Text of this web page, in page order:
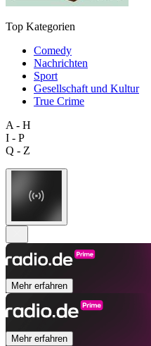
Top Kategorien
Comedy
Nachrichten
Sport
Gesellschaft und Kultur
True Crime
A - H
I - P
Q - Z
Mehr erfahren
Mehr erfahren